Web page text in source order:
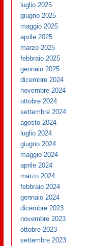
luglio 2025
giugno 2025
maggio 2025
aprile 2025
marzo 2025
febbraio 2025
gennaio 2025
dicembre 2024
novembre 2024
ottobre 2024
settembre 2024
agosto 2024
luglio 2024
giugno 2024
maggio 2024
aprile 2024
marzo 2024
febbraio 2024
gennaio 2024
dicembre 2023
novembre 2023
ottobre 2023
settembre 2023